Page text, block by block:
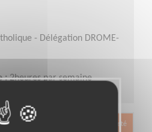
- Délégation DROME-
:2heures par semaine
Exclusion & Pauvreté